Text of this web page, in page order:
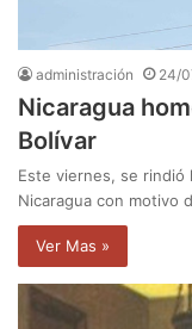
administración 24/
Nicaragua
Bolívar
Este viernes, se rindió
Nicaragua con motivo
Ver Mas »